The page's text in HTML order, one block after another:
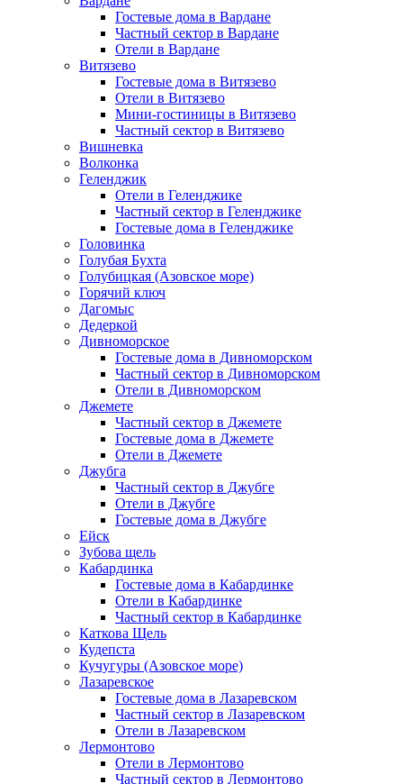
Гостевые дома в Вардане
Частный сектор в Вардане
Отели в Вардане
Витязево
Гостевые дома в Витязево
Отели в Витязево
Мини-гостиницы в Витязево
Частный сектор в Витязево
Вишневка
Волконка
Геленджик
Отели в Геленджике
Частный сектор в Геленджике
Гостевые дома в Геленджике
Головинка
Голубая Бухта
Голубицкая (Азовское море)
Горячий ключ
Дагомыс
Дедеркой
Дивноморское
Гостевые дома в Дивноморском
Частный сектор в Дивноморском
Отели в Дивноморском
Джемете
Частный сектор в Джемете
Гостевые дома в Джемете
Отели в Джемете
Джубга
Частный сектор в Джубге
Отели в Джубге
Гостевые дома в Джубге
Ейск
Зубова щель
Кабардинка
Гостевые дома в Кабардинке
Отели в Кабардинке
Частный сектор в Кабардинке
Каткова Щель
Кудепста
Кучугуры (Азовское море)
Лазаревское
Гостевые дома в Лазаревском
Частный сектор в Лазаревском
Отели в Лазаревском
Лермонтово
Отели в Лермонтово
Частный сектор в Лермонтово